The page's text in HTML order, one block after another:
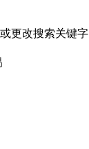
更改搜索关键字